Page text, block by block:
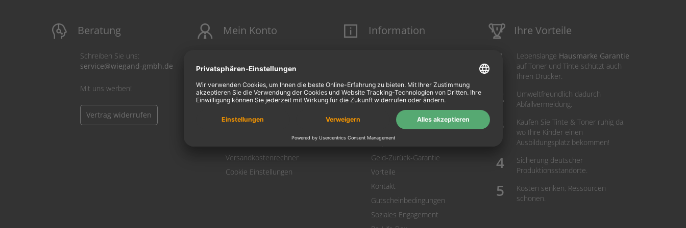
Beratung
Schreiben Sie uns:
service@wiegand-gmbh.de
Mit uns werben!
Vertrag widerrufen
Mein Konto
Login
Warenkorb
Zahlung
Versand
Versandkostenrechner
Cookie Einstellungen
Information
Datenschutz
Widerrufsbelehrung
Hausmarken-Garantie
Impressum
FAQs
Geld-Zurück-Garantie
Vorteile
Kontakt
Gutscheinbedingungen
Soziales Engagement
Ihre Vorteile
Lebenslange Hausmarke Garantie
auf Toner und Tinte schützt auch
Ihren Drucker.
Umweltfreundlich dadurch
Abfallvermeidung.
Kaufen Sie Tinte & Toner ruhig da,
wo Ihre Kinder einen
Ausbildungsplatz bekommen!
Sicherung deutscher
Produktionsstandorte.
Kosten senken, Ressourcen
schonen.